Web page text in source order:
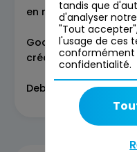
en main de lovable
Google AI Studio :
créer un agent/
Debrief &
tandis que
d'analyser
"Tout
l'usage de ces
conformément
confidentialité.